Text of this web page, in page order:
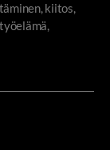
,kiitos,
työelämä,